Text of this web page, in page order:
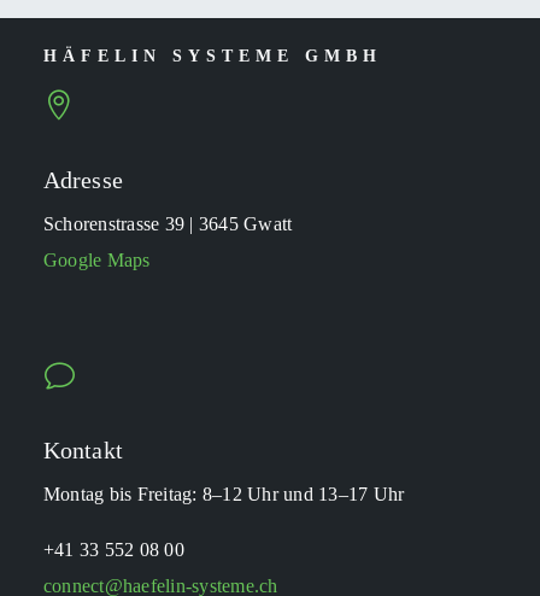
HÄFELIN SYSTEME GMBH

Adresse
Schorenstrasse 39 | 3645 Gwatt
Google Maps
v
Kontakt
Montag bis Freitag: 8–12 Uhr und 13–17 Uhr
+41 33 552 08 00
connect@haefelin-systeme.ch